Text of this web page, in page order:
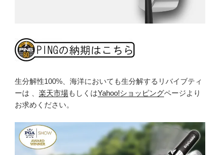
生分解性100%、海洋においても生分解するリバイブティ
ーは 、 楽天市場もしくはYahoo!ショッピングページより
お求めください。